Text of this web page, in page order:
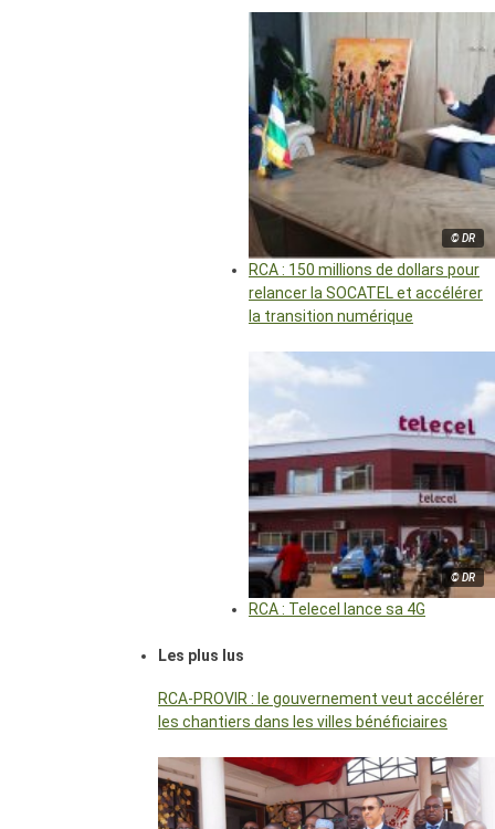
© DR
RCA : 150 millions de dollars pour
relancer la SOCATEL et accélérer
la transition numérique
© DR
RCA : Telecel lance sa 4G
Les plus lus
RCA-PROVIR : le gouvernement veut accélérer
les chantiers dans les villes bénéficiaires